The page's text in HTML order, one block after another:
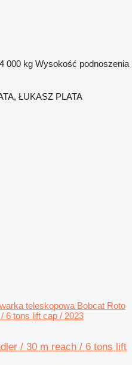
4 000 kg Wysokość podnoszenia
ŁUKASZ PLATA
teleskopowa Bobcat Roto
6 tons lift cap / 2023
/ 30 m reach / 6 tons lift